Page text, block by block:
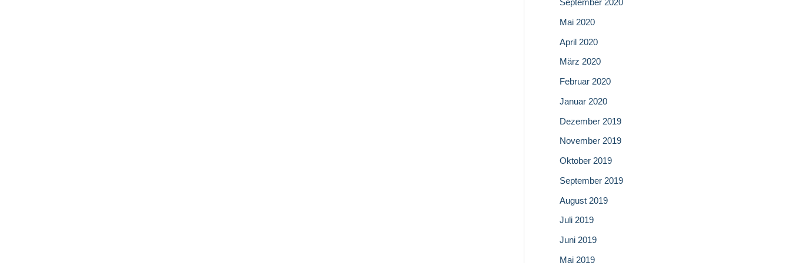
September 2020
Mai 2020
April 2020
März 2020
Februar 2020
Januar 2020
Dezember 2019
November 2019
Oktober 2019
September 2019
August 2019
Juli 2019
Juni 2019
Mai 2019